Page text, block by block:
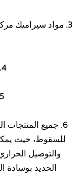
3. مواد سيراميك
4. تغليف العلامة التجارية وتغليف مخصص.
5. معدات ليزر متطورة لطباعة الشعارات.
6. جميع
للسقوط، حيث
والتوصيل
الحديد بوسادة